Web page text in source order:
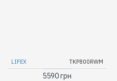
LIFEX TKP800RWM
5590 грн